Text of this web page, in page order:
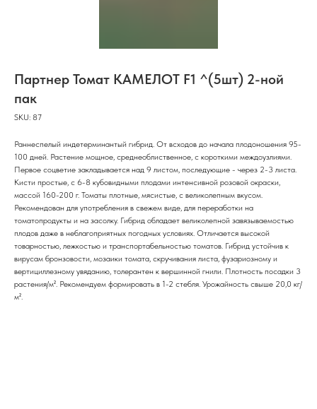
Партнер Томат КАМЕЛОТ F1 ^(5шт) 2-ной
пак
SKU: 87
Раннеспелый индетерминантый гибрид. От всходов до начала плодоношения 95-
100 дней. Растение мощное, среднеоблиственное, с короткими междоузлиями.
Первое соцветие закладывается над 9 листом, последующие - через 2-3 листа.
Кисти простые, с 6-8 кубовидными плодами интенсивной розовой окраски,
массой 160-200 г. Томаты плотные, мясистые, с великолепным вкусом.
Рекомендован для употребления в свежем виде, для переработки на
томатопродукты и на засолку. Гибрид обладает великолепной завязываемостью
плодов даже в неблагоприятных погодных условиях. Отличается высокой
товарностью, лежкостью и транспортабельностью томатов. Гибрид устойчив к
вирусам бронзовости, мозаики томата, скручивания листа, фузариозному и
вертициллезному увяданию, толерантен к вершинной гнили. Плотность посадки 3
растения/м². Рекомендуем формировать в 1-2 стебля. Урожайность свыше 20,0 кг/
м².